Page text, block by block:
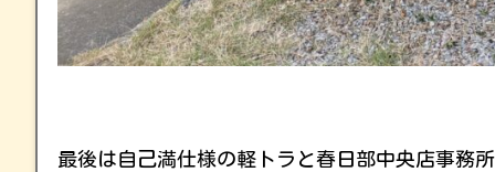
最後は自己満仕様の軽トラと春日部中央店事務